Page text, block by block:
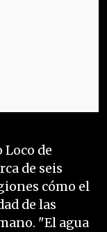
de
de seis
cómo el
de las
"El agua